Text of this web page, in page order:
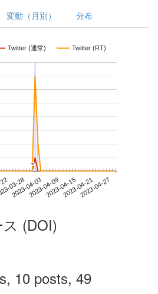
変動（月別） 分布
Twitter (通常) Twitter (RT)
03-28
2023-04-032023-04-092023-04-152023-04-212023-04-27
*
*
(DOI)
10 posts, 49